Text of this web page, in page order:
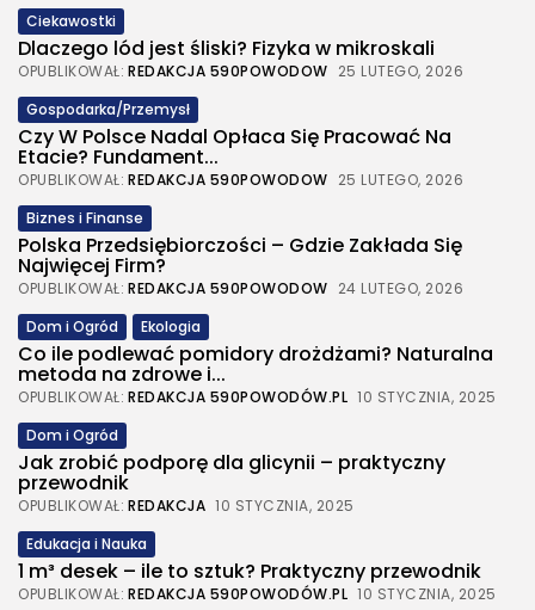
Ciekawostki
Dlaczego lód jest śliski? Fizyka w mikroskali
OPUBLIKOWAŁ: REDAKCJA 590POWODOW 25 LUTEGO, 2026
Gospodarka/Przemysł
Czy W Polsce Nadal Opłaca Się Pracować Na
Etacie? Fundament...
OPUBLIKOWAŁ: REDAKCJA 590POWODOW 25 LUTEGO, 2026
Biznes i Finanse
Polska Przedsiębiorczości – Gdzie Zakłada Się
Najwięcej Firm?
OPUBLIKOWAŁ: REDAKCJA 590POWODOW 24 LUTEGO, 2026
Dom i Ogród
Ekologia
Co ile podlewać pomidory drożdżami? Naturalna
metoda na zdrowe i...
OPUBLIKOWAŁ: REDAKCJA 590POWODÓW.PL 10 STYCZNIA, 2025
Dom i Ogród
Jak zrobić podporę dla glicynii – praktyczny
przewodnik
OPUBLIKOWAŁ: REDAKCJA 10 STYCZNIA, 2025
Edukacja i Nauka
1 m³ desek – ile to sztuk? Praktyczny przewodnik
OPUBLIKOWAŁ: REDAKCJA 590POWODÓW.PL 10 STYCZNIA, 2025